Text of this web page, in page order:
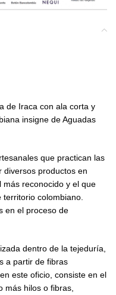
de Iraca con ala corta y
insigne de Aguadas
que practican las
diversos productos en
más reconocido y el que
territorio colombiano.
en el proceso de
dentro de la tejeduría,
a partir de fibras
este oficio, consiste en el
más hilos o fibras,